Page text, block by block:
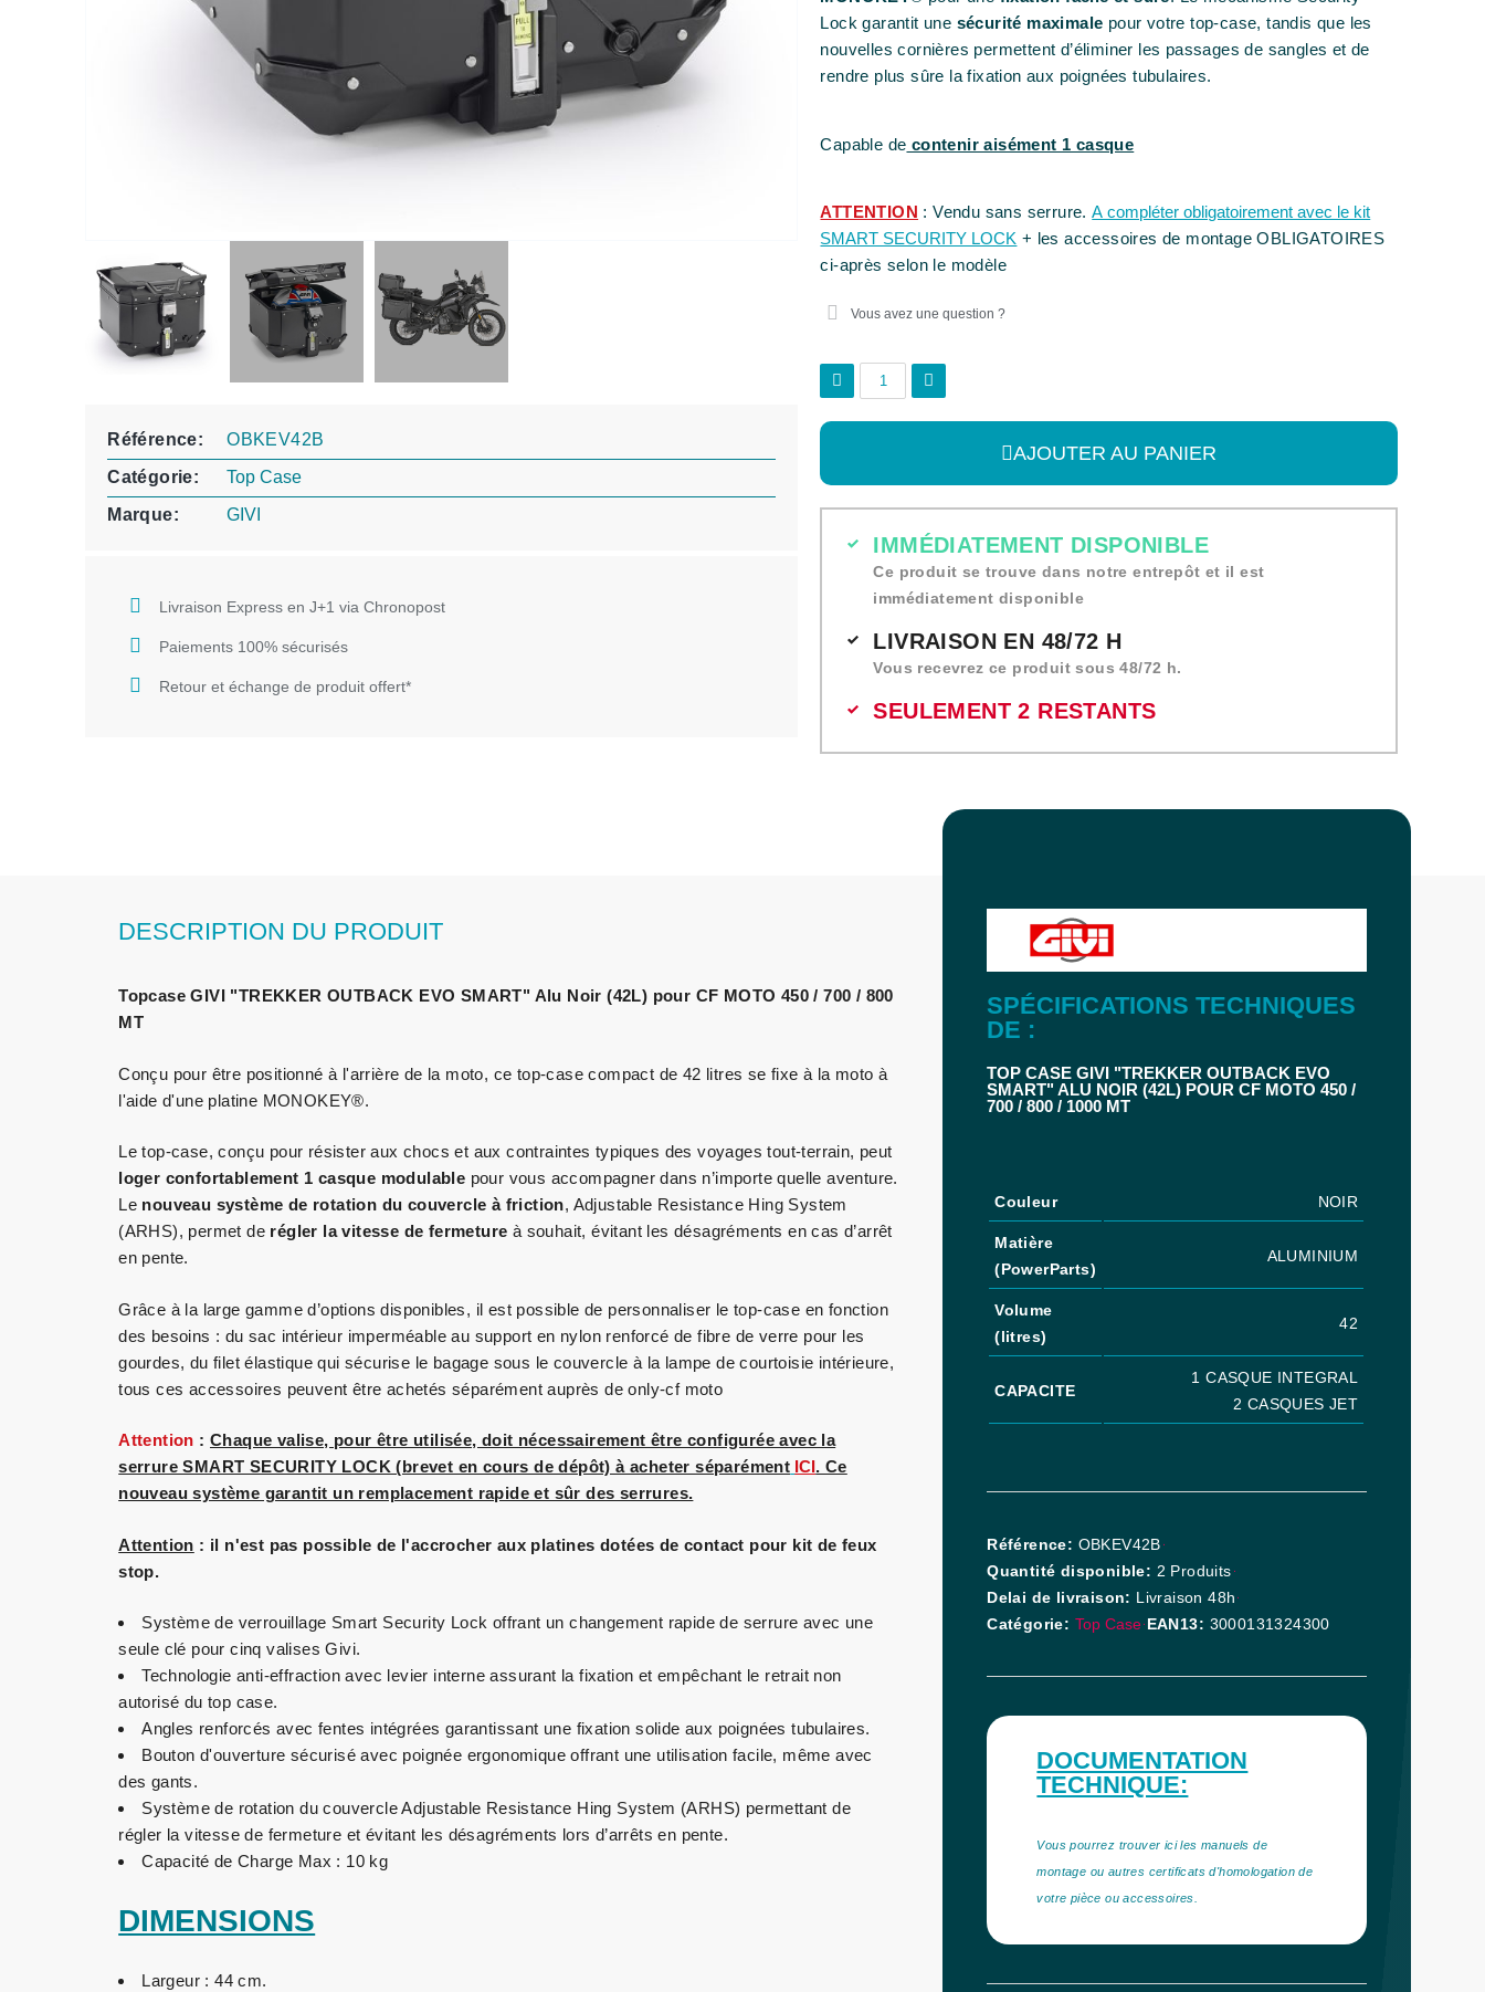
Référence
OBKEV42B
Catégorie
Top Case
Marque
GIVI
Livraison Express en J+1 via Chronopost
Paiements 100% sécurisés
Retour et échange de produit offert*
Lock garantit une sécurité maximale pour votre top-case, tandis que les
nouvelles cornières permettent d’éliminer les passages de sangles et de
rendre plus sûre la fixation aux poignées tubulaires.
Capable de contenir aisément 1 casque
ATTENTION : Vendu sans serrure.A compléter obligatoirement avec le kit
SMART SECURITY LOCK + les accessoires de montage OBLIGATOIRES
ci-après selon le modèle
Vous avez une question ?
AJOUTER AU PANIER
IMMÉDIATEMENT DISPONIBLE
Ce produit se trouve dans notre entrepôt et il est
immédiatement disponible
LIVRAISON EN 48/72 H
Vous recevrez ce produit sous 48/72 h.
SEULEMENT 2 RESTANTS
DESCRIPTION DU PRODUIT
Topcase GIVI "TREKKER OUTBACK EVO SMART" Alu Noir (42L) pour CF MOTO 450 / 700 / 800
MT
Conçu pour être positionné à l'arrière de la moto, ce top-case compact de 42 litres se fixe à la moto à
l'aide d'une platine MONOKEY®.
Le top-case, conçu pour résister aux chocs et aux contraintes typiques des voyages tout-terrain, peut
loger confortablement 1 casque modulable pour vous accompagner dans n’importe quelle aventure.
Le nouveau système de rotation du couvercle à friction, Adjustable Resistance Hing System
(ARHS), permet de régler la vitesse de fermeture à souhait, évitant les désagréments en cas d’arrêt
en pente.
Grâce à la large gamme d’options disponibles, il est possible de personnaliser le top-case en fonction
des besoins : du sac intérieur imperméable au support en nylon renforcé de fibre de verre pour les
gourdes, du filet élastique qui sécurise le bagage sous le couvercle à la lampe de courtoisie intérieure,
tous ces accessoires peuvent être achetés séparément auprès de only-cf moto
Attention :Chaque valise, pour être utilisée, doit nécessairement être configurée avec la
serrure SMART SECURITY LOCK (brevet en cours de dépôt) à acheter séparément ICI. Ce
nouveau système garantit un remplacement rapide et sûr des serrures.
Attention : il n'est pas possible de l'accrocher aux platines dotées de contact pour kit de feux
stop.
Système de verrouillage Smart Security Lock offrant un changement rapide de serrure avec une
seule clé pour cinq valises Givi.
Technologie anti-effraction avec levier interne assurant la fixation et empêchant le retrait non
autorisé du top case.
Angles renforcés avec fentes intégrées garantissant une fixation solide aux poignées tubulaires.
Bouton d'ouverture sécurisé avec poignée ergonomique offrant une utilisation facile, même avec
des gants.
Système de rotation du couvercle Adjustable Resistance Hing System (ARHS) permettant de
régler la vitesse de fermeture et évitant les désagréments lors d’arrêts en pente.
Capacité de Charge Max : 10 kg
DIMENSIONS
Largeur : 44 cm.
SPÉCIFICATIONS TECHNIQUES
DE :
TOP CASE GIVI "TREKKER OUTBACK EVO
SMART" ALU NOIR (42L) POUR CF MOTO 450 /
700 / 800 / 1000 MT
Couleur NOIR
Matière
(PowerParts)
ALUMINIUM
Volume
(litres)
42
CAPACITE
1 CASQUE INTEGRAL
2 CASQUES JET
Référence
OBKEV42B
Quantité disponible
2 Produits
Delai de livraison
Livraison 48h
Catégorie
Top Case EAN13 3000131324300
DOCUMENTATION
TECHNIQUE:
Vous pourrez trouver ici les manuels de
montage ou autres certificats d'homologation de
votre pièce ou accessoires.